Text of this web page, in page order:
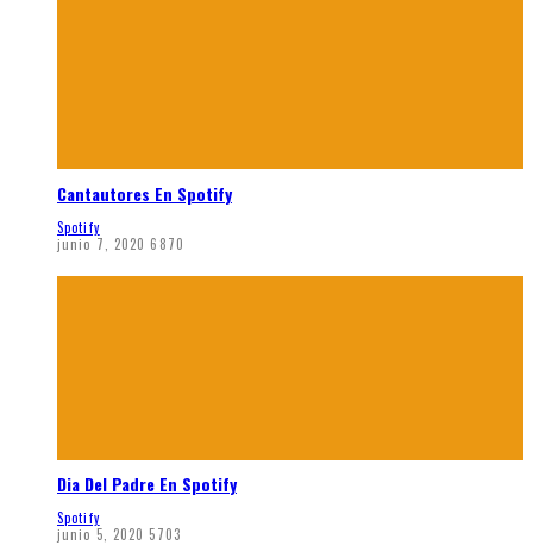
Cantautores En Spotify
Spotify
junio 7, 2020 6870
Dia Del Padre En Spotify
Spotify
junio 5, 2020 5703